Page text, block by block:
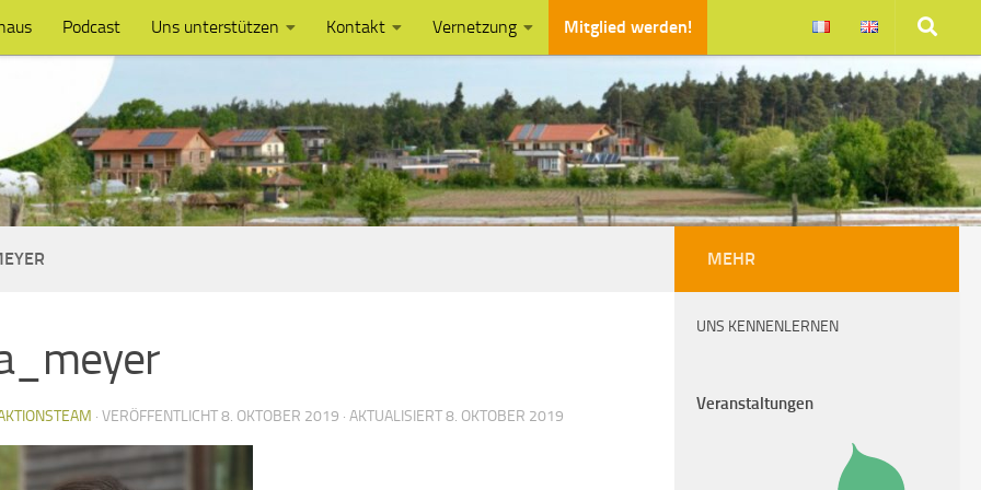
Podcast Uns unterstützen Kontakt Vernetzung Mitglied werden!
· VERÖFFENTLICHT8. OKTOBER 2019 · AKTUALISIERT8. OKTOBER 2019
MEHR
UNS KENNENLERNEN
Veranstaltungen